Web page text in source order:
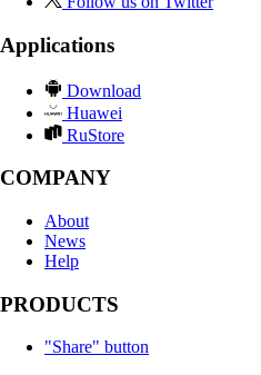
Applications
Download
Huawei
RuStore
COMPANY
About
News
Help
PRODUCTS
"Share" button